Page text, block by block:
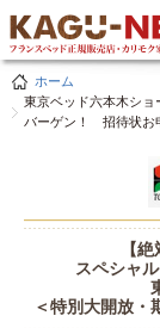
ホーム
東京ベッド六本木シ
バーゲン！ 招待状お
【
スペシャ
＜特別大開放・